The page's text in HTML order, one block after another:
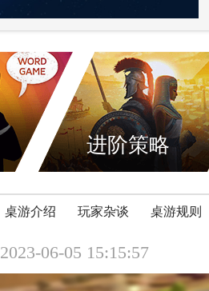
进阶策略
桌游介绍 玩家杂谈 桌游规则
2023-06-05 15:15:57